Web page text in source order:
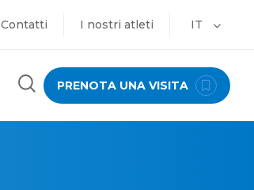
Contatti I nostri atleti IT
PRENOTA UNA VISITA